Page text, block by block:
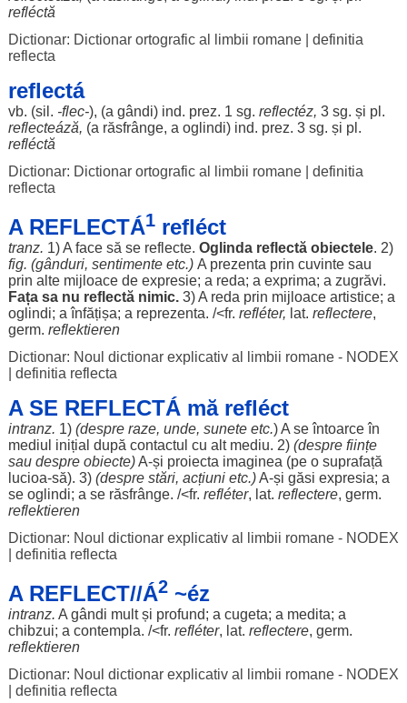
refléctă
Dictionar: Dictionar ortografic al limbii romane| definitia
reflecta
reflectá
vb. (sil . -flec-), (a gândi) ind. prez. 1 sg. reflectéz, 3 sg. și pl.
reflecteáză, (a răsfrânge, a oglindi) ind. prez. 3 sg. și pl.
refléctă
Dictionar: Dictionar ortografic al limbii romane| definitia
reflecta
A REFLECTÁ1refléct
tranz. 1) A facesă se reflecte. Oglindareflectă obiectele. 2)
fig. (gânduri, sentimenteetc.) A prezenta prin cuvintesau
prin alte mijloacede expresie; a reda; a exprima; a zugrăvi.
Fațasa nu reflectă nimic.3) A reda prin mijloace artistice; a
oglindi; aînfățișa; a reprezenta. /<fr. refléter, lat. reflectere,
germ. reflektieren
Dictionar: Noul dictionar explicativ al limbii romane - NODEX
definitia reflecta
A SE REFLECTÁ mă refléct
intranz. 1) (despre raze, unde, suneteetc.) A seîntoarceîn
mediul inițial după contactul cu alt mediu. 2) (despre ființe
sau despre obiecte)A-și proiecta imaginea (pe o suprafață
lucioa-să). 3) (despre stări, acțiunietc.)A-și găsi expresia; a
se oglindi; a se răsfrânge. /<fr. refléter, lat. reflectere, germ.
reflektieren
Dictionar: Noul dictionar explicativ al limbii romane - NODEX
definitia reflecta
A REFLECT//Á2~éz
intranz. A gândi multși profund; a cugeta; a medita; a
chibzui; a contempla. /<fr. refléter, lat. reflectere, germ.
reflektieren
Dictionar: Noul dictionar explicativ al limbii romane - NODEX
definitia reflecta